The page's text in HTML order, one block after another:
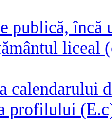
publică, încă
liceal
calendarului
profilului